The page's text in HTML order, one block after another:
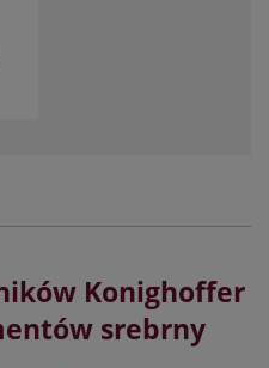
Konighoffer
srebrny